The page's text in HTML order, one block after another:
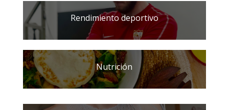
Rendimiento deportivo
Nutrición